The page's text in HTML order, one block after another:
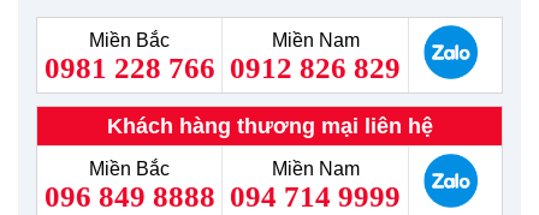
Miền Bắc
0981 228 766
Miền Nam
0912 826 829
Khách hàng thương mại liên hệ
Miền Bắc
096 849 8888
Miền Nam
094 714 9999